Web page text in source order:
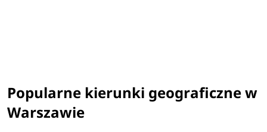
Popularne kierunki geograficzne w
Warszawie